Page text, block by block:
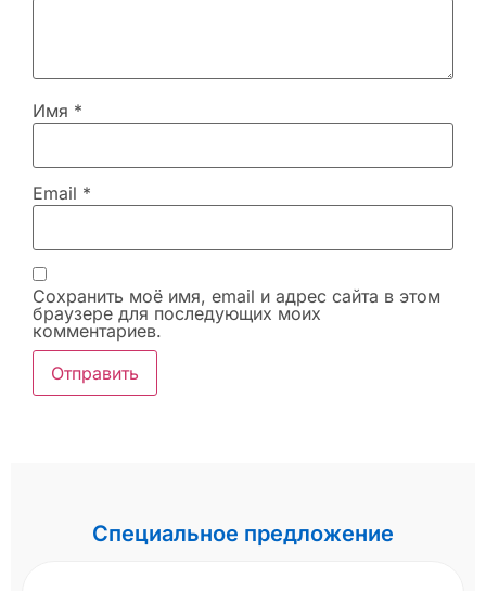
Имя *
Email *
Сохранить моё имя, email и адрес сайта в этом
браузере для последующих моих
комментариев.
Специальное предложение